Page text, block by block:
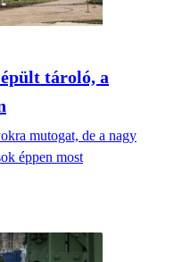
tároló, a
mutogat, de a nagy
éppen most